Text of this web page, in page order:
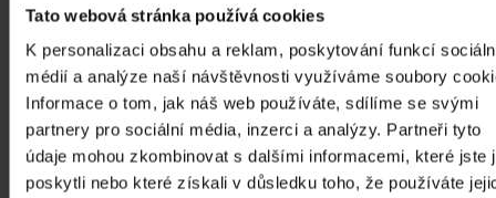
Tato webová stránka používá cookies
K personalizaci obsahu a reklam, poskytování funkcí
médií a analýze naší návštěvnosti využíváme soubory
Informace o tom, jak náš web používáte, sdílíme se svými
partnery pro sociální média, inzerci a analýzy. Partneři tyto
údaje mohou zkombinovat s dalšími informacemi, které jste
poskytli nebo které získali v důsledku toho, že používáte
DO KOŠÍKU